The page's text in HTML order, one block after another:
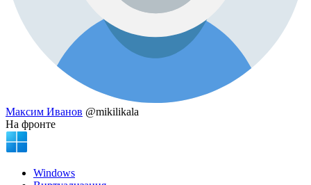
Максим Иванов @mikilikala
На фронте
Windows